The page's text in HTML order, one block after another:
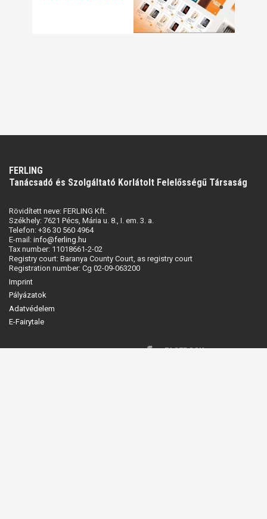
FERLING
Tanácsadó és Szolgáltató Korlátolt Felelősségű Társaság
Rövidített neve: FERLING Kft.
Székhely: 7621 Pécs, Mária u. 8., I. em. 3. a.
Telefon: +36 30 560 4964
E-mail: info@ferling.hu
Tax number: 11018661-2-02
Registry court: Baranya County Court, as registry court
Registration number: Cg 02-09-063200
Imprint
Pályázatok
Adatvédelem
E-Fairytale
FACEBOOK